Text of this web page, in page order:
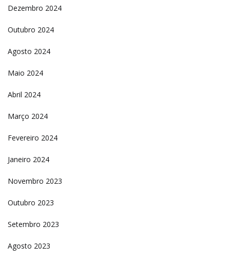
Dezembro 2024
Outubro 2024
Agosto 2024
Maio 2024
Abril 2024
Março 2024
Fevereiro 2024
Janeiro 2024
Novembro 2023
Outubro 2023
Setembro 2023
Agosto 2023